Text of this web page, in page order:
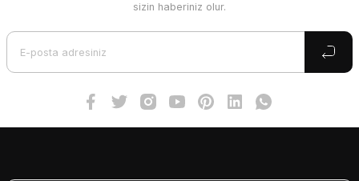
sizin haberiniz olur.